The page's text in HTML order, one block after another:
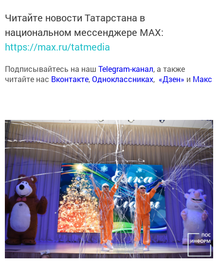
Читайте новости Татарстана в
национальном мессенджере MАХ:
https://max.ru/tatmedia
Подписывайтесь на наш Telegram-канал, а также
читайте нас Вконтакте,Одноклассниках, «Дзен» и Макс